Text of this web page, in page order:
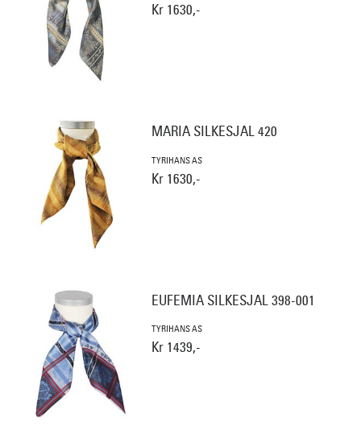
Kr 1630,-
MARIA SILKESJAL 420
TYRIHANS AS
Kr 1630,-
EUFEMIA SILKESJAL 398-001
TYRIHANS AS
Kr 1439,-